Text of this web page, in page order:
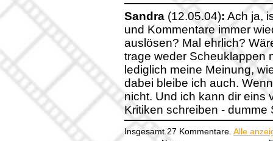
Sandra (12.05.04): Ach ja,
und Kommentare immer
auslösen? Mal ehrlich?
trage weder Scheuklappen
lediglich meine Meinung,
dabei bleibe ich auch.
nicht. Und ich kann dir eins
Kritiken schreiben - dumme
Insgesamt 27 Kommentare. Alle